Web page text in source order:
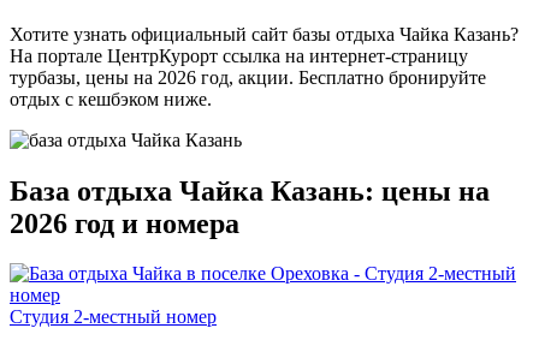
Хотите узнать официальный сайт базы отдыха Чайка Казань?
На портале ЦентрКурорт ссылка на интернет-страницу
турбазы, цены на 2026 год, акции. Бесплатно бронируйте
отдых с кешбэком ниже.
База отдыха Чайка Казань: цены на
2026 год и номера
Студия 2-местный номер